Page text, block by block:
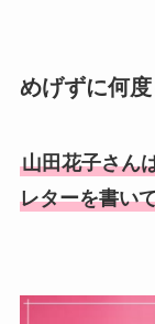
めげずに何
山田花子さん
レターを書い